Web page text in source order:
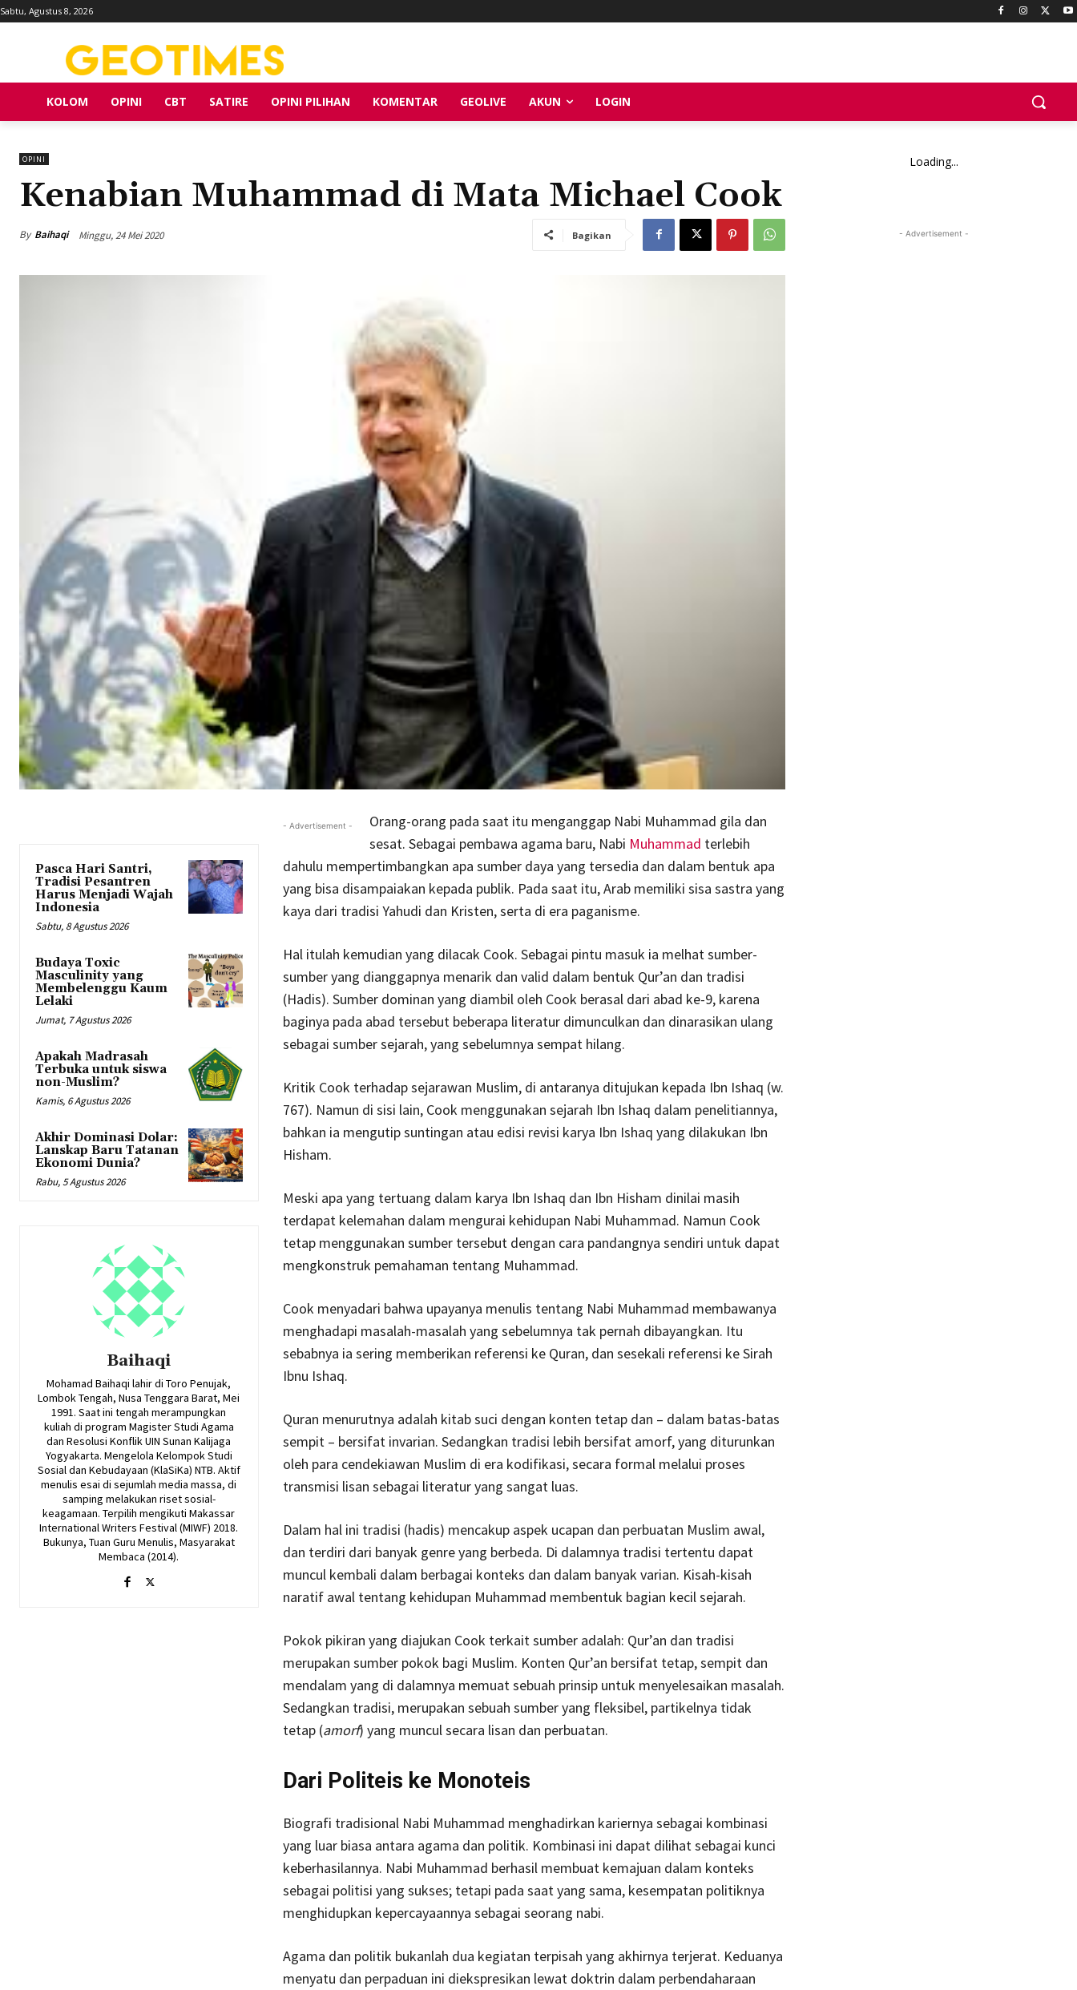
Sabtu, Agustus 8, 2026
KOLOM OPINI CBT SATIRE OPINI PILIHAN KOMENTAR GEOLIVE AKUN LOGIN
OPINI
Kenabian Muhammad di Mata Michael Cook
By Baihaqi Minggu, 24 Mei 2020 Bagikan
Pasca Hari Santri,
Tradisi Pesantren
Harus Menjadi Wajah
Indonesia
Sabtu, 8 Agustus 2026
Budaya Toxic
Masculinity yang
Membelenggu Kaum
Lelaki
Jumat, 7 Agustus 2026
Apakah Madrasah
Terbuka untuk siswa
non-Muslim?
Kamis, 6 Agustus 2026
Akhir Dominasi Dolar:
Lanskap Baru Tatanan
Ekonomi Dunia?
Rabu, 5 Agustus 2026
Baihaqi
Mohamad Baihaqi lahir di Toro Penujak,
Lombok Tengah, Nusa Tenggara Barat, Mei
1991. Saat ini tengah merampungkan
kuliah di program Magister Studi Agama
dan Resolusi Konflik UIN Sunan Kalijaga
Yogyakarta. Mengelola Kelompok Studi
Sosial dan Kebudayaan (KlaSiKa) NTB. Aktif
menulis esai di sejumlah media massa, di
samping melakukan riset sosial-
keagamaan. Terpilih mengikuti Makassar
International Writers Festival (MIWF) 2018.
Bukunya, Tuan Guru Menulis, Masyarakat
Membaca (2014).
- Advertisement -
Orang-orang pada saat itu menganggap Nabi Muhammad gila dan
sesat. Sebagai pembawa agama baru, Nabi Muhammad terlebih
dahulu mempertimbangkan apa sumber daya yang tersedia dan dalam bentuk apa
yang bisa disampaiakan kepada publik. Pada saat itu, Arab memiliki sisa sastra yang
kaya dari tradisi Yahudi dan Kristen, serta di era paganisme.
Hal itulah kemudian yang dilacak Cook. Sebagai pintu masuk ia melhat sumber-
sumber yang dianggapnya menarik dan valid dalam bentuk Qur’an dan tradisi
(Hadis). Sumber dominan yang diambil oleh Cook berasal dari abad ke-9, karena
baginya pada abad tersebut beberapa literatur dimunculkan dan dinarasikan ulang
sebagai sumber sejarah, yang sebelumnya sempat hilang.
Kritik Cook terhadap sejarawan Muslim, di antaranya ditujukan kepada Ibn Ishaq (w.
767). Namun di sisi lain, Cook menggunakan sejarah Ibn Ishaq dalam penelitiannya,
bahkan ia mengutip suntingan atau edisi revisi karya Ibn Ishaq yang dilakukan Ibn
Hisham.
Meski apa yang tertuang dalam karya Ibn Ishaq dan Ibn Hisham dinilai masih
terdapat kelemahan dalam mengurai kehidupan Nabi Muhammad. Namun Cook
tetap menggunakan sumber tersebut dengan cara pandangnya sendiri untuk dapat
mengkonstruk pemahaman tentang Muhammad.
Cook menyadari bahwa upayanya menulis tentang Nabi Muhammad membawanya
menghadapi masalah-masalah yang sebelumnya tak pernah dibayangkan. Itu
sebabnya ia sering memberikan referensi ke Quran, dan sesekali referensi ke Sirah
Ibnu Ishaq.
Quran menurutnya adalah kitab suci dengan konten tetap dan – dalam batas-batas
sempit – bersifat invarian. Sedangkan tradisi lebih bersifat amorf, yang diturunkan
oleh para cendekiawan Muslim di era kodifikasi, secara formal melalui proses
transmisi lisan sebagai literatur yang sangat luas.
Dalam hal ini tradisi (hadis) mencakup aspek ucapan dan perbuatan Muslim awal,
dan terdiri dari banyak genre yang berbeda. Di dalamnya tradisi tertentu dapat
muncul kembali dalam berbagai konteks dan dalam banyak varian. Kisah-kisah
naratif awal tentang kehidupan Muhammad membentuk bagian kecil sejarah.
Pokok pikiran yang diajukan Cook terkait sumber adalah: Qur’an dan tradisi
merupakan sumber pokok bagi Muslim. Konten Qur’an bersifat tetap, sempit dan
mendalam yang di dalamnya memuat sebuah prinsip untuk menyelesaikan masalah.
Sedangkan tradisi, merupakan sebuah sumber yang fleksibel, partikelnya tidak
tetap (amorf) yang muncul secara lisan dan perbuatan.
Dari Politeis ke Monoteis
Biografi tradisional Nabi Muhammad menghadirkan kariernya sebagai kombinasi
yang luar biasa antara agama dan politik. Kombinasi ini dapat dilihat sebagai kunci
keberhasilannya. Nabi Muhammad berhasil membuat kemajuan dalam konteks
sebagai politisi yang sukses; tetapi pada saat yang sama, kesempatan politiknya
menghidupkan kepercayaannya sebagai seorang nabi.
Agama dan politik bukanlah dua kegiatan terpisah yang akhirnya terjerat. Keduanya
menyatu dan perpaduan ini diekspresikan lewat doktrin dalam perbendaharaan
Loading...
- Advertisement -